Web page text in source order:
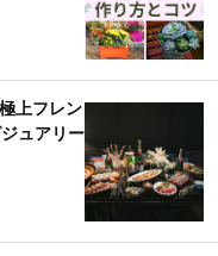
上フレン
ュアリー